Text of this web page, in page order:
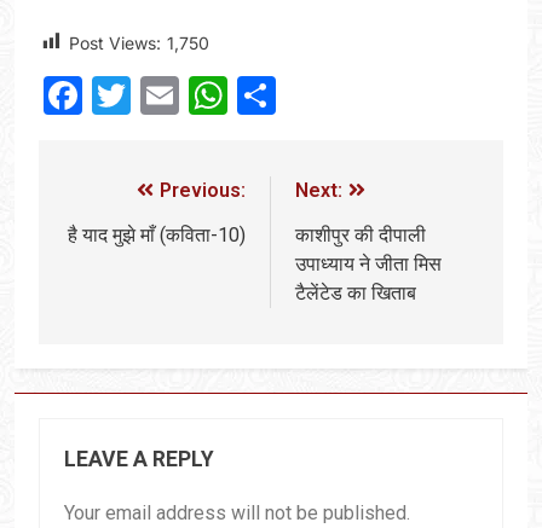
Post Views: 1,750
Facebook
Twitter
EmailWhatsApp
Previous:
है याद मुझे माँ (कविता-10)
Next:
काशीपुर की दीपाली
उपाध्याय ने जीता मिस
टैलेंटेड का खिताब
LEAVE A REPLY
Your email address will not be published.